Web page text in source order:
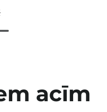
acīm